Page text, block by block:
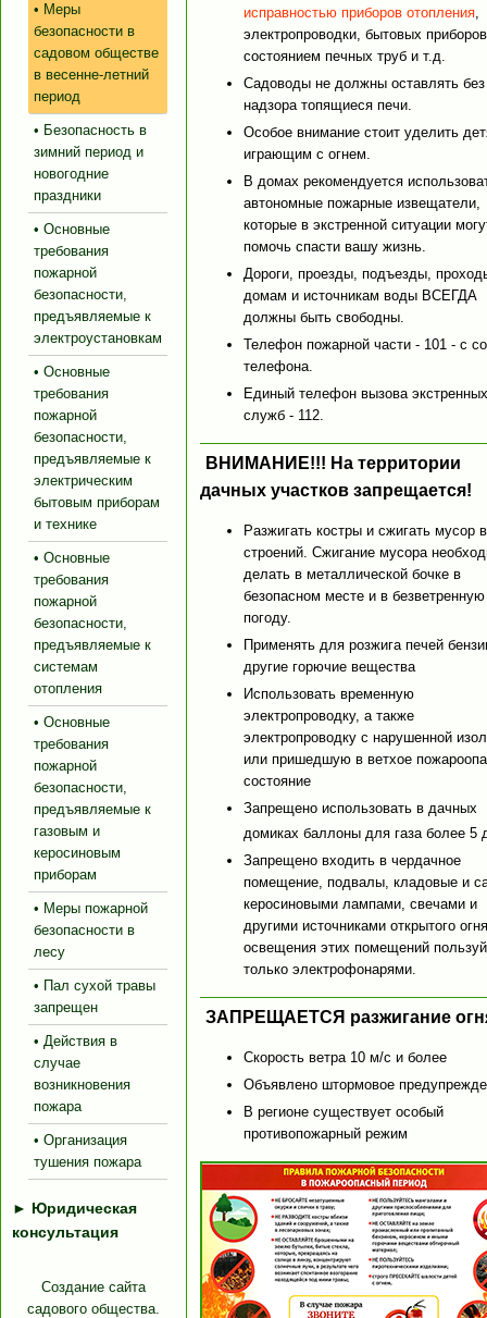
• Меры
безопасности в
садовом обществе
в весенне-летний
период
• Безопасность в
зимний период и
новогодние
праздники
• Основные
требования
пожарной
безопасности,
предъявляемые к
электроустановкам
• Основные
требования
пожарной
безопасности,
предъявляемые к
электрическим
бытовым приборам
и технике
• Основные
требования
пожарной
безопасности,
предъявляемые к
системам
отопления
• Основные
требования
пожарной
безопасности,
предъявляемые к
газовым и
керосиновым
приборам
• Меры пожарной
безопасности в
лесу
• Пал сухой травы
запрещен
• Действия в
случае
возникновения
пожара
• Организация
тушения пожара
► Юридическая
консультация
Создание сайта
садового общества.
исправностью приборов отопления,
электропроводки, бытовых
состоянием печных труб и т.д.
Садоводы не должны оставлять без
надзора топящиеся печи.
Особое внимание стоит уделить
играющим с огнем.
В домах рекомендуется
автономные пожарные извещатели,
которые в экстренной ситуации
помочь спасти вашу жизнь.
Дороги, проезды, подъезды,
домам и источникам воды ВСЕГДА
должны быть свободны.
Телефон пожарной части - 101 - с
телефона.
Единый телефон вызова экстренных
служб - 112.
ВНИМАНИЕ!!! На территории
дачных участков запрещается!
Разжигать костры и сжигать мусор
строений. Сжигание мусора
делать в металлической бочке в
безопасном месте и в безветренную
погоду.
Применять для розжига печей
другие горючие вещества
Использовать временную
электропроводку, а также
электропроводку с нарушенной
или пришедшую в ветхое
состояние
Запрещено использовать в дачных
домиках баллоны для газа более 5
Запрещено входить в чердачное
помещение, подвалы, кладовые и
керосиновыми лампами, свечами и
другими источниками открытого
освещения этих помещений
только электрофонарями.
ЗАПРЕЩАЕТСЯ разжигание
Скорость ветра 10 м/с и более
Объявлено штормовое
В регионе существует особый
противопожарный режим